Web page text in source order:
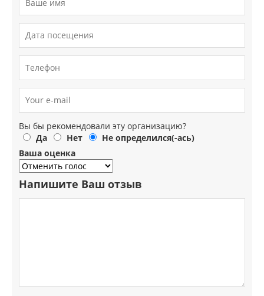
Вы бы рекомендовали эту организацию?
Да
Нет
Не определился(-ась)
Ваша оценка
Напишите Ваш отзыв